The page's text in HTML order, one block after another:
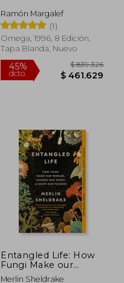
Ramón Margalef
(1)
Omega, 1996, 8 Edición,
Tapa Blanda, Nuevo
Entangled Life: How
Fungi Make our
Worlds, Change our
Merlin Sheldrake